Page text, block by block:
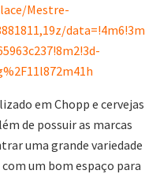
Mestre-
data=!4m6!3m
em Chopp e cervejas
de possuir as marcas
uma grande variedade
um bom espaço para